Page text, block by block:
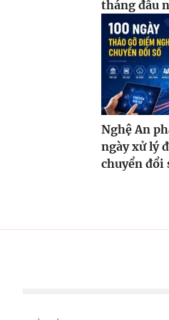
tháng đầu
Nghệ An
ngày xử lý
chuyển đổi